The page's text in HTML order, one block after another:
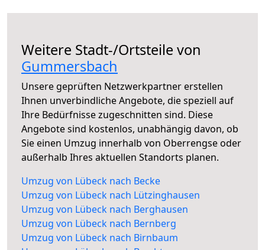
Weitere Stadt-/Ortsteile von
Gummersbach
Unsere geprüften Netzwerkpartner erstellen
Ihnen unverbindliche Angebote, die speziell auf
Ihre Bedürfnisse zugeschnitten sind. Diese
Angebote sind kostenlos, unabhängig davon, ob
Sie einen Umzug innerhalb von Oberrengse oder
außerhalb Ihres aktuellen Standorts planen.
Umzug von Lübeck nach Becke
Umzug von Lübeck nach Lützinghausen
Umzug von Lübeck nach Berghausen
Umzug von Lübeck nach Bernberg
Umzug von Lübeck nach Birnbaum